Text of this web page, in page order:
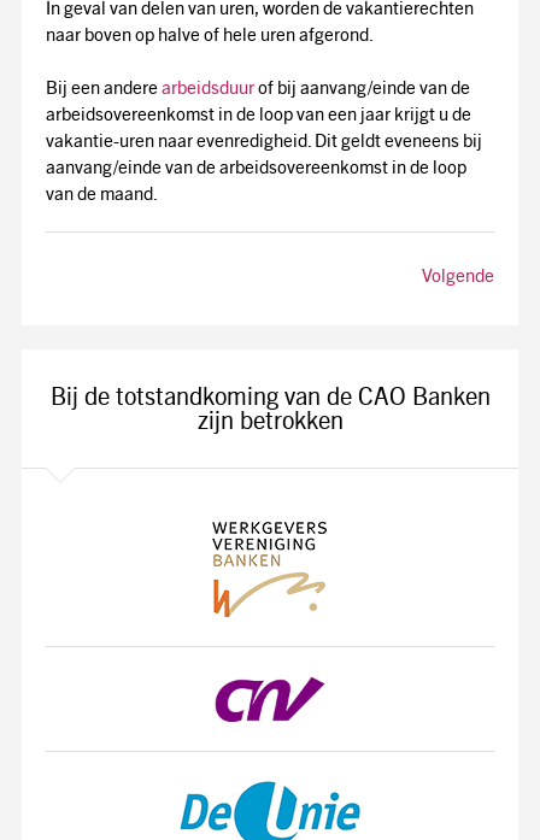
In geval van delen van uren, worden de vakantierechten
naar boven op halve of hele uren afgerond.
Bij een andere arbeidsduurof bij aanvang/einde van de
arbeidsovereenkomst in de loop van een jaar krijgt u de
vakantie-uren naar evenredigheid. Dit geldt eveneens bij
aanvang/einde van de arbeidsovereenkomst in de loop
van de maand.
Volgende
Bij de totstandkoming van de CAO Banken
zijn betrokken